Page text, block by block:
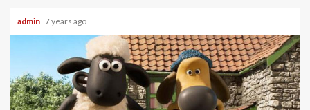
admin 7 years ago